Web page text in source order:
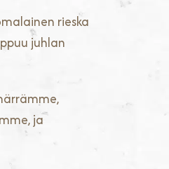
rieska
juhlan
ja